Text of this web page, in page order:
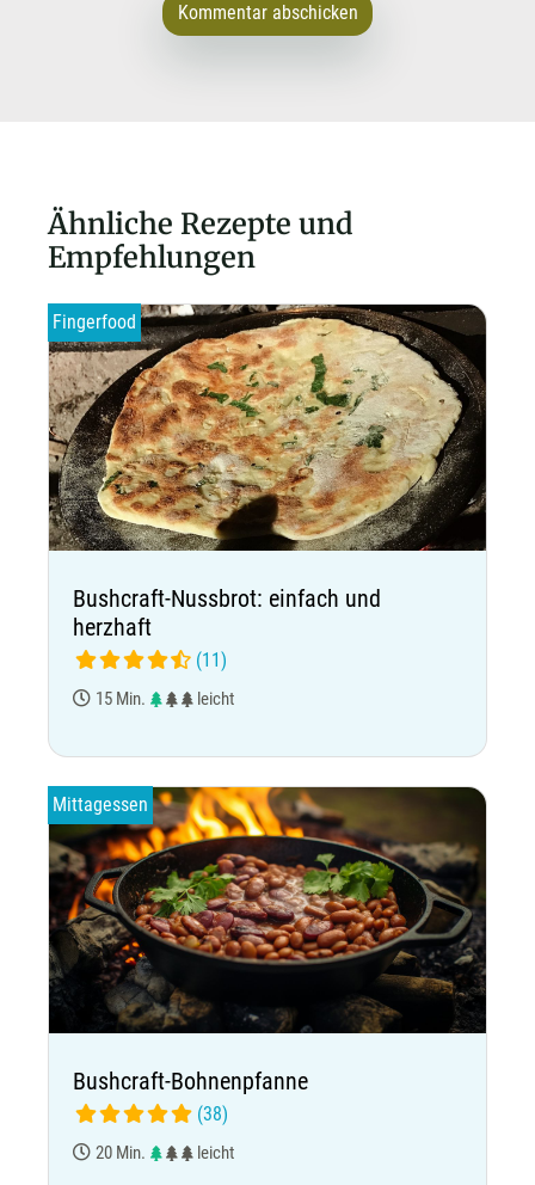
Kommentar abschicken
Ähnliche Rezepte und
Empfehlungen
Fingerfood
Bushcraft-Nussbrot: einfach und
herzhaft
(11)
15 Min. leicht
Mittagessen
Bushcraft-Bohnenpfanne
(38)
20 Min. leicht